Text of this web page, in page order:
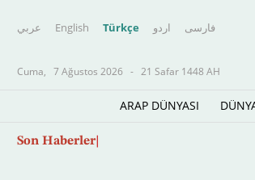
عربي English Türkçe اردو فارسى
Cuma, 7 Ağustos 2026 - 21 Safar 1448 AH
ARAP DÜNYASI
Ana
Son Haberler